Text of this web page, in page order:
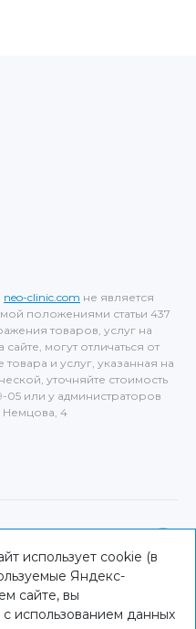
neo-clinic.com не является
положениями статьи 437
товаров, услуг на
могут отличаться от
и услуг, указанная на
уточняйте стоимость
05 или у администраторов
Немцова, 4
использует cookie (в
Яндекс-
сайте, вы
с использованием данных